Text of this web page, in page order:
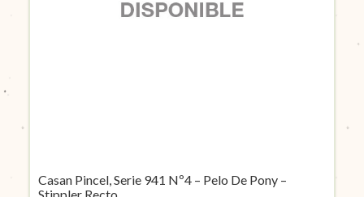
Casan Pincel, Serie 941 Nº4 – Pelo De Pony –